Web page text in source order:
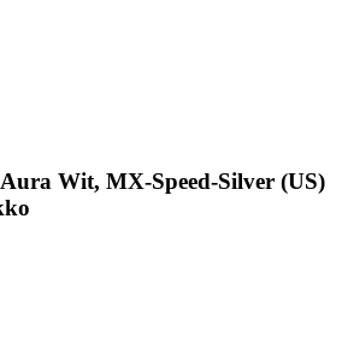
Wit, MX-Speed-Silver (US)